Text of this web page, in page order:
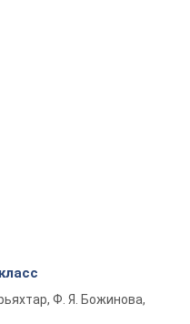
Ф. Я. Божинова,